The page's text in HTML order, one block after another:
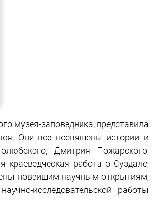
музея-заповедника, представила
Они все посвящены истории и
Дмитрия Пожарского,
краеведческая работа о Суздале,
новейшим научным открытиям,
исследовательской работы